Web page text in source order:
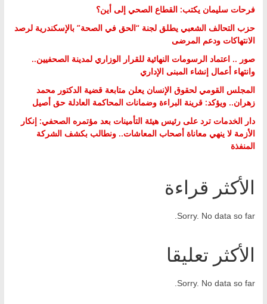
فرحات سليمان يكتب: القطاع الصحي إلى أين؟
حزب التحالف الشعبي يطلق لجنة “الحق في الصحة” بالإسكندرية لرصد
الانتهاكات ودعم المرضى
صور .. اعتماد الرسومات النهائية للقرار الوزاري لمدينة الصحفيين..
وانتهاء أعمال إنشاء المبنى الإداري
المجلس القومي لحقوق الإنسان يعلن متابعة قضية الدكتور محمد
زهران.. ويؤكد: قرينة البراءة وضمانات المحاكمة العادلة حق أصيل
دار الخدمات ترد على رئيس هيئة التأمينات بعد مؤتمره الصحفي: إنكار
الأزمة لا ينهي معاناة أصحاب المعاشات.. ونطالب بكشف الشركة
المنفذة
الأكثر قراءة
Sorry. No data so far.
الأكثر تعليقا
Sorry. No data so far.